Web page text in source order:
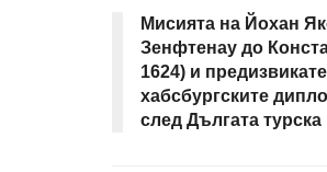
Мисията на Йохан
Зенфтенау до
1624) и
хабсбургските
след Дългата